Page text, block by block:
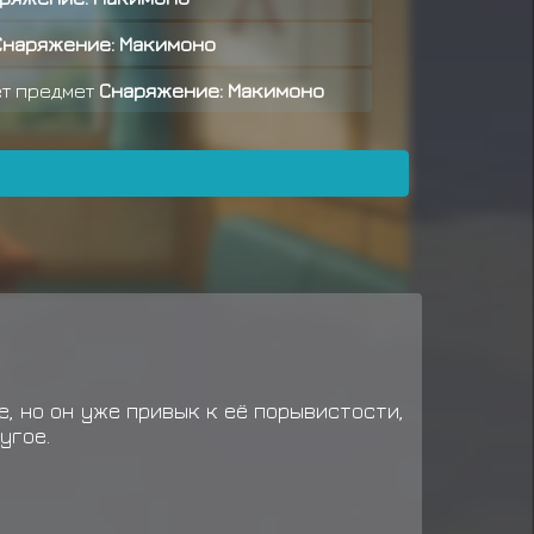
Макимоно
предмет Снаряжение: Макимоно
за миссию ранга C
C ранга
миссии C ранга
но он уже привык к её порывистости,